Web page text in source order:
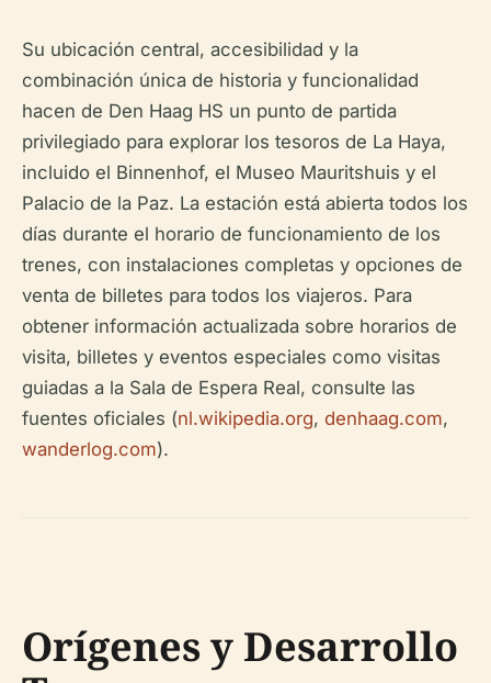
Su ubicación central, accesibilidad y la
combinación única de historia y funcionalidad
hacen de Den Haag HS un punto de partida
privilegiado para explorar los tesoros de La Haya,
incluido el Binnenhof, el Museo Mauritshuis y el
Palacio de la Paz. La estación está abierta todos los
días durante el horario de funcionamiento de los
trenes, con instalaciones completas y opciones de
venta de billetes para todos los viajeros. Para
obtener información actualizada sobre horarios de
visita, billetes y eventos especiales como visitas
guiadas a la Sala de Espera Real, consulte las
fuentes oficiales (nl.wikipedia.org, denhaag.com,
wanderlog.com).
Orígenes y Desarrollo